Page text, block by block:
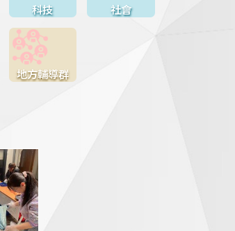
科技 社會
地方輔導群